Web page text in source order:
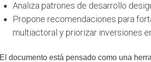
Analiza patrones de desarrollo
Propone recomendaciones para
multiactoral y priorizar inversiones
El documento está pensado como una